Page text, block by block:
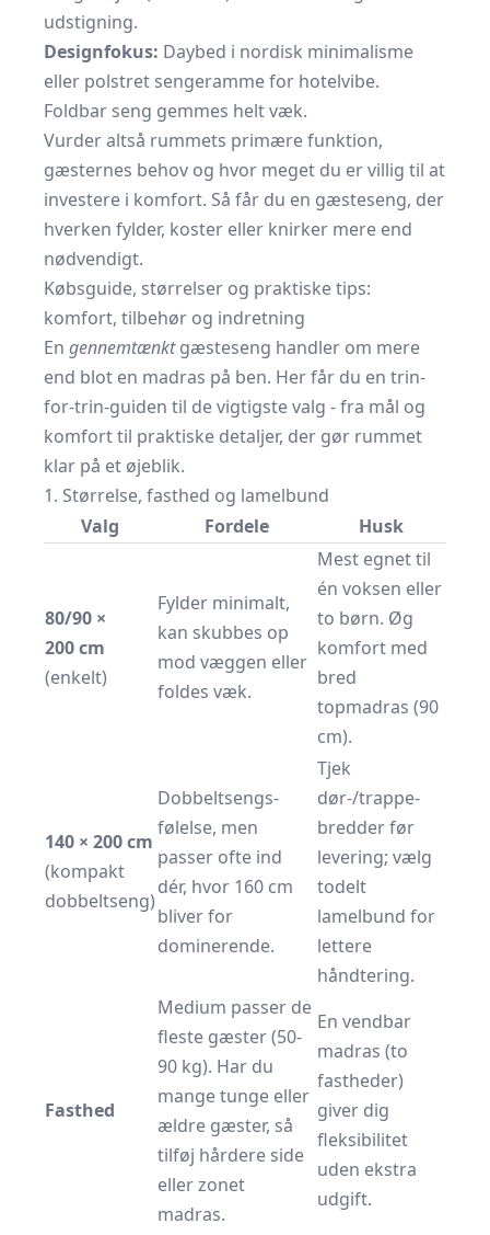
udstigning.
Designfokus: Daybed i nordisk minimalisme
eller polstret sengeramme for hotelvibe.
Foldbar seng gemmes helt væk.
Vurder altså rummets primære funktion,
gæsternes behov og hvor meget du er villig til at
investere i komfort. Så får du en gæsteseng, der
hverken fylder, koster eller knirker mere end
nødvendigt.
Købsguide, størrelser og praktiske tips:
komfort, tilbehør og indretning
En gennemtænktgæsteseng handler om mere
end blot en madras på ben. Her får du en trin-
for-trin-guiden til de vigtigste valg - fra mål og
komfort til praktiske detaljer, der gør rummet
klar på et øjeblik.
1. Størrelse, fasthed og lamelbund
Valg
Fordele Husk
80/90 ×
200 cm
(enkelt)
Fylder minimalt,
kan skubbes op
mod væggen eller
foldes væk.
Mest egnet til
én voksen eller
to børn. Øg
komfort med
bred
topmadras (90
cm).
140 × 200 cm
(kompakt
dobbeltseng)
Dobbeltsengs­
følelse, men
passer ofte ind
dér, hvor 160 cm
bliver for
dominerende.
Tjek
dør-/trappe­
bredder før
levering; vælg
todelt
lamelbund for
lettere
håndtering.
Fasthed
Medium passer de
fleste gæster (50-
90 kg). Har du
mange tunge eller
ældre gæster, så
tilføj hårdere side
eller zonet
madras.
En vendbar
madras (to
fastheder)
giver dig
fleksibilitet
uden ekstra
udgift.